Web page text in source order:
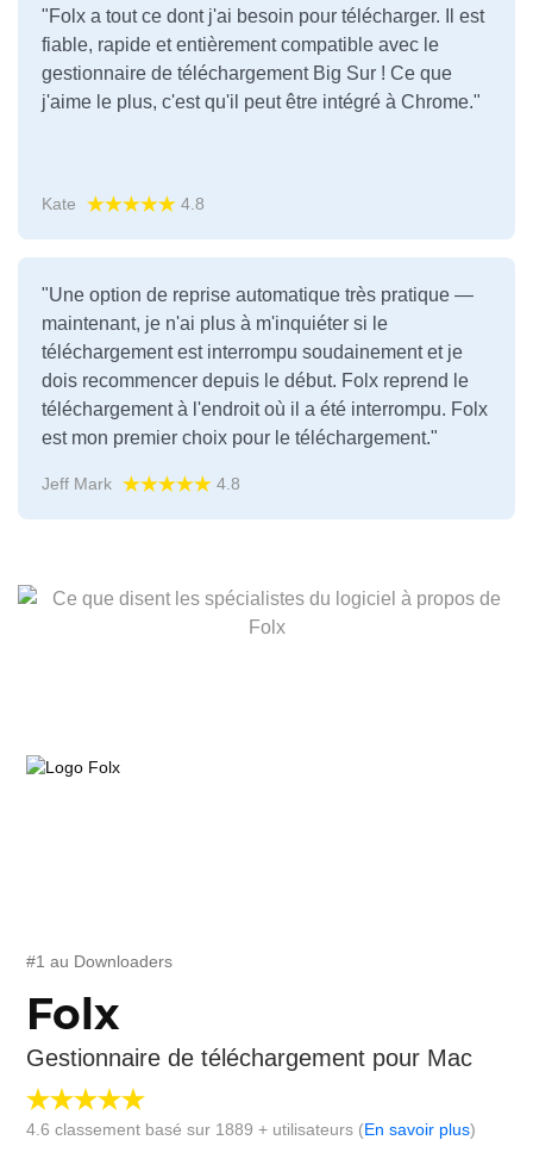
"Folx a tout ce dont j'ai besoin pour télécharger. Il est
fiable, rapide et entièrement compatible avec le
gestionnaire de téléchargement Big Sur ! Ce que
j'aime le plus, c'est qu'il peut être intégré à Chrome."
Kate 4.8
"Une option de reprise automatique très pratique —
maintenant, je n'ai plus à m'inquiéter si le
téléchargement est interrompu soudainement et je
dois recommencer depuis le début. Folx reprend le
téléchargement à l'endroit où il a été interrompu. Folx
est mon premier choix pour le téléchargement."
Jeff Mark 4.8
#1 au Downloaders
Folx
Gestionnaire de téléchargement pour Mac
4.6 classement basé sur 1889 + utilisateurs (En savoir plus)